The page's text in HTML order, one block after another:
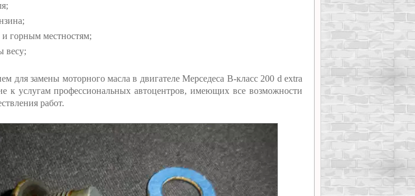
горным местностям;
весу;
для замены моторного масла в двигателе Мерседеса В-класс 200 d extra
к услугам профессиональных автоцентров, имеющих все возможности
работ.